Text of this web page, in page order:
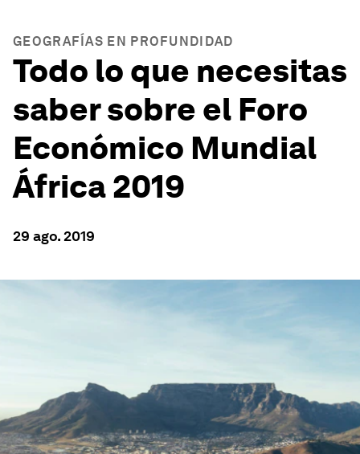
GEOGRAFÍAS EN PROFUNDIDAD
Todo lo que necesitas
saber sobre el Foro
Económico Mundial
África 2019
29 ago. 2019